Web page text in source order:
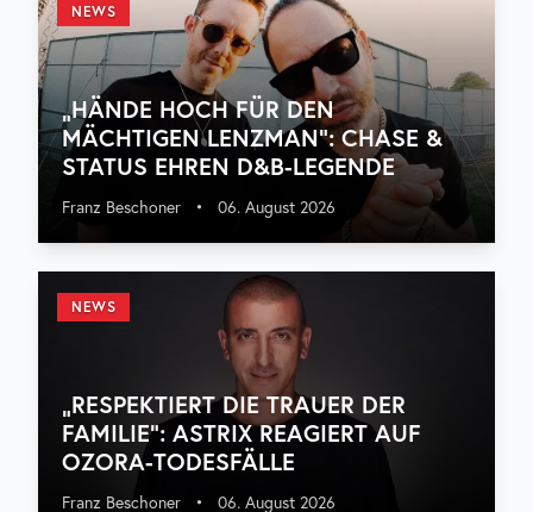
NEWS
„HÄNDE HOCH FÜR DEN
MÄCHTIGEN LENZMAN“: CHASE &
STATUS EHREN D&B-LEGENDE
Franz Beschoner • 06. August 2026
NEWS
„RESPEKTIERT DIE TRAUER DER
FAMILIE“: ASTRIX REAGIERT AUF
OZORA-TODESFÄLLE
Franz Beschoner • 06. August 2026